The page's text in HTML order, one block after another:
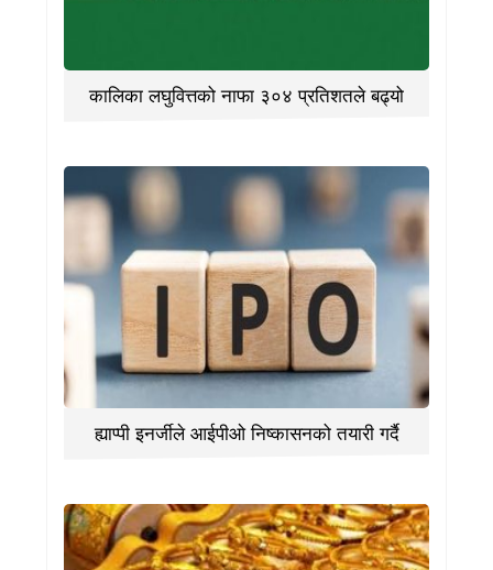
कालिका लघुवित्तको नाफा ३०४ प्रतिशतले बढ्यो
ह्याप्पी इनर्जीले आईपीओ निष्कासनको तयारी गर्दै